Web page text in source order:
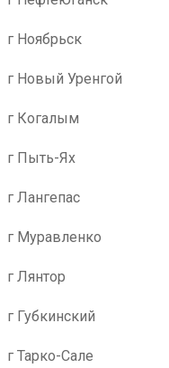
г Ноябрьск
г Новый Уренгой
г Когалым
г Пыть-Ях
г Лангепас
г Муравленко
г Лянтор
г Губкинский
г Тарко-Сале